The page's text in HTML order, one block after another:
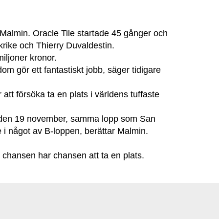
Oracle Tile startade 45 gånger och
och Thierry Duvaldestin.
kronor.
gör ett fantastiskt jobb, säger tidigare
försöka ta en plats i världens tuffaste
19 november, samma lopp som San
något av B-loppen, berättar Malmin.
har chansen att ta en plats.